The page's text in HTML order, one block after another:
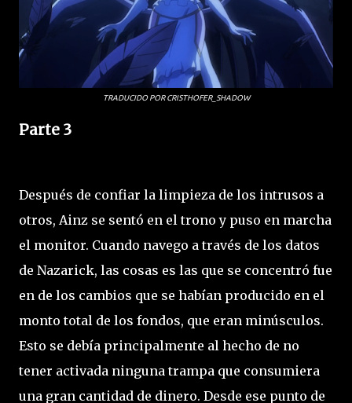
TRADUCIDO POR CRISTHOFER_SHADOW
Parte 3
Después de confiar la limpieza de los intrusos a
otros, Ainz se sentó en el trono y puso en marcha
el monitor. Cuando navego a través de los datos
de Nazarick, las cosas es las que se concentró fue
en de los cambios que se habían producido en el
monto total de los fondos, que eran minúsculos.
Esto se debía principalmente al hecho de no
tener activada ninguna trampa que consumiera
una gran cantidad de dinero. Desde ese punto de